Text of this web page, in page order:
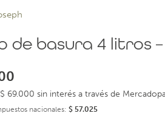
de basura 4 litros
69.000 sin interés a través de
nacionales:$ 57.025